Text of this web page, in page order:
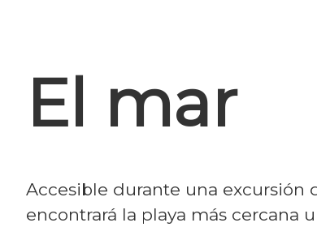
El mar
Accesible durante una excursión
encontrará la playa más cercana